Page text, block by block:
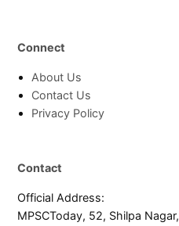
Connect
About Us
Contact Us
Privacy Policy
Contact
Official Address:
MPSCToday, 52, Shilpa Nagar,